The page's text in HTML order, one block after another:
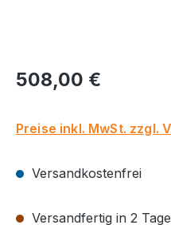
Regulärer Preis:
508,00 €
Preise inkl. MwSt. zzgl.
Versandkostenfrei
Versandfertig in 2